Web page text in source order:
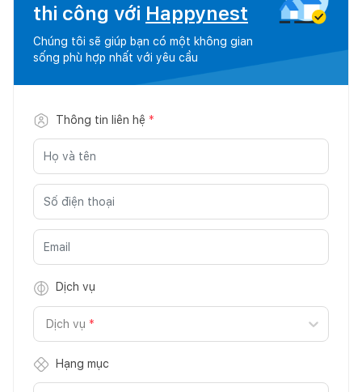
thi công với Happynest
Chúng tôi sẽ giúp bạn có một không gian
sống phù hợp nhất với yêu cầu
Thông tin liên hệ *
Dịch vụ
Dịch vụ *
Hạng mục